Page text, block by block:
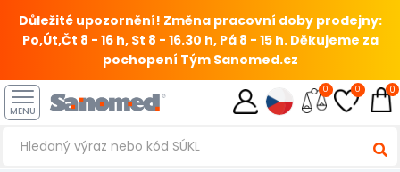
Důležité upozornění! Změna pracovní doby prodejny:
Po,Út,Čt 8 - 16 h, St 8 - 16.30 h, Pá 8 - 15 h. Děkujeme za
pochopení Tým Sanomed.cz
MENU
0 0 0